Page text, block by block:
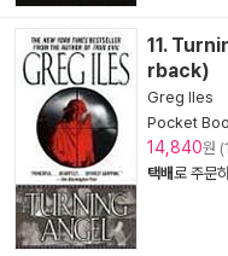
11.
rback)
Greg Iles
Pocket
14,840원
택배로 주문